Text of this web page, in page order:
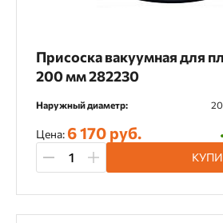
Присоска вакуумная для
200 мм 282230
Наружный диаметр:
Цена: 6 170 руб.